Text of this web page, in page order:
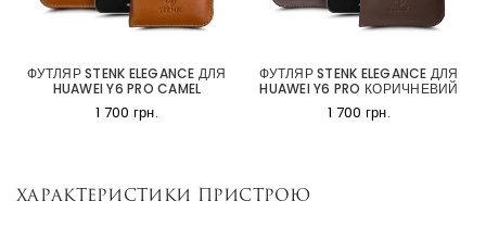
ФУТЛЯР STENK ELEGANCE ДЛЯ
HUAWEI Y6 PRO CAMEL
1 700 грн.
ФУТЛЯР STENK ELEGANCE ДЛЯ
HUAWEI Y6 PRO КОРИЧНЕВИЙ
1 700 грн.
Характеристики пристрою